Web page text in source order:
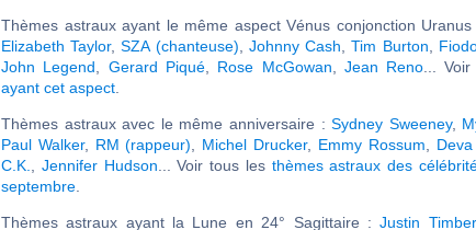
Thèmes astraux ayant le même aspect Vénus conjonction
Elizabeth Taylor,SZA (chanteuse) Johnny Cash ,Tim Burton
John Legend
Gerard Piqué, Rose McGowan Jean Reno ...
ayant cet aspect
Thèmes astraux avec le même anniversaire :Sydney Sweeney,
Paul Walker, RM (rappeur) Michel Drucker, Emmy Rossum
C.K.
Jennifer Hudson ... Voir tous les thèmes astraux des
septembre
Thèmes astraux ayant la Lune en 24° Sagittaire :Justin